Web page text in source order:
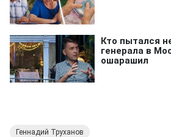
Геннадий Труханов